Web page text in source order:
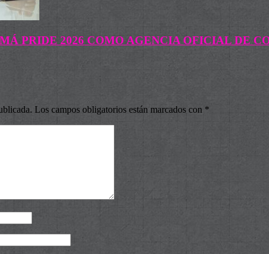
PRIDE 2026 COMO AGENCIA OFICIAL DE
Los campos obligatorios están marcados con *